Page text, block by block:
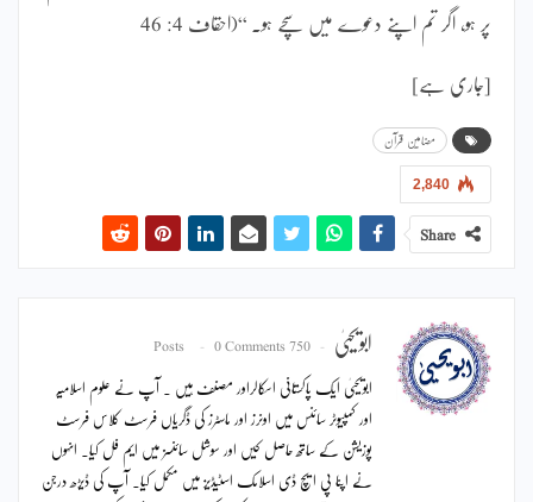
پر ہو، اگر تم اپنے دعوے میں سچے ہو۔ ‘‘(احقاف 4: 46
[جاری ہے]
مضامین قرآن
2,840
Share
ابویحییٰ 750 Posts
0 Comments
ابویحییٰ ایک پاکستانی اسکالراور مصنف ہیں ۔ آپ نے علوم اسلامیہ
اور کمپیوٹر سائنس میں اونرز اور ماسٹرز کی ڈگریاں فرسٹ کلاس فرسٹ
پوزیشن کے ساتھ حاصل کیں اور سوشل سائنسز میں ایم فل کیا۔ انہوں
نے اپنا پی ایچ ڈی اسلامک اسٹیڈیز میں مکمل کیا۔ آپ کی ڈیڑھ درجن